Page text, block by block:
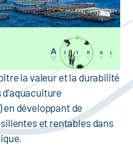
la valeur et la durabilité
développant de
et rentables dans